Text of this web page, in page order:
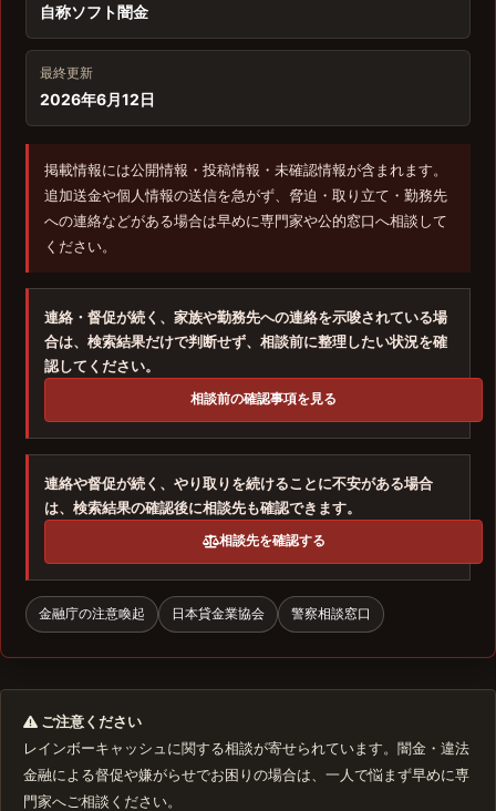
自称ソフト闇金
最終更新
2026年6月12日
掲載情報には公開情報・投稿情報・未確認情報が含まれます。
追加送金や個人情報の送信を急がず、脅迫・取り立て・勤務先
への連絡などがある場合は早めに専門家や公的窓口へ相談して
ください。
連絡・督促が続く、家族や勤務先への連絡を示唆されている場
合は、検索結果だけで判断せず、相談前に整理したい状況を確
認してください。
相談前の確認事項を見る
連絡や督促が続く、やり取りを続けることに不安がある場合
は、検索結果の確認後に相談先も確認できます。
相談先を確認する
金融庁の注意喚起 日本貸金業協会 警察相談窓口
ご注意ください
レインボーキャッシュに関する相談が寄せられています。闇金・違法
金融による督促や嫌がらせでお困りの場合は、一人で悩まず早めに専
門家へご相談ください。